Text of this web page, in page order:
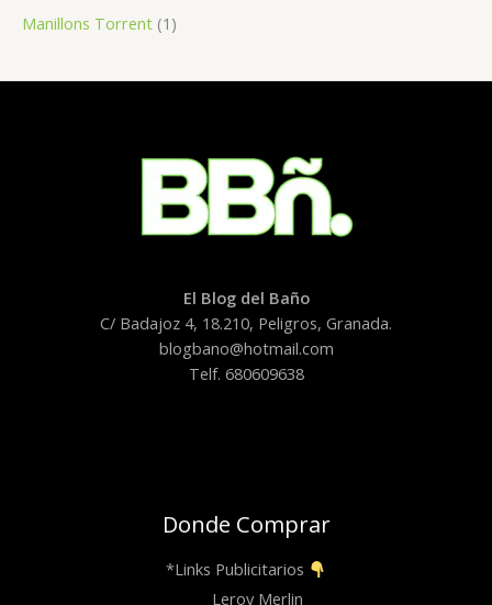
Manillons Torrent (1)
El Blog del Baño
C/ Badajoz 4, 18.210, Peligros, Granada.
blogbano@hotmail.com
Telf. 680609638
Donde Comprar
*Links Publicitarios
Leroy Merlin